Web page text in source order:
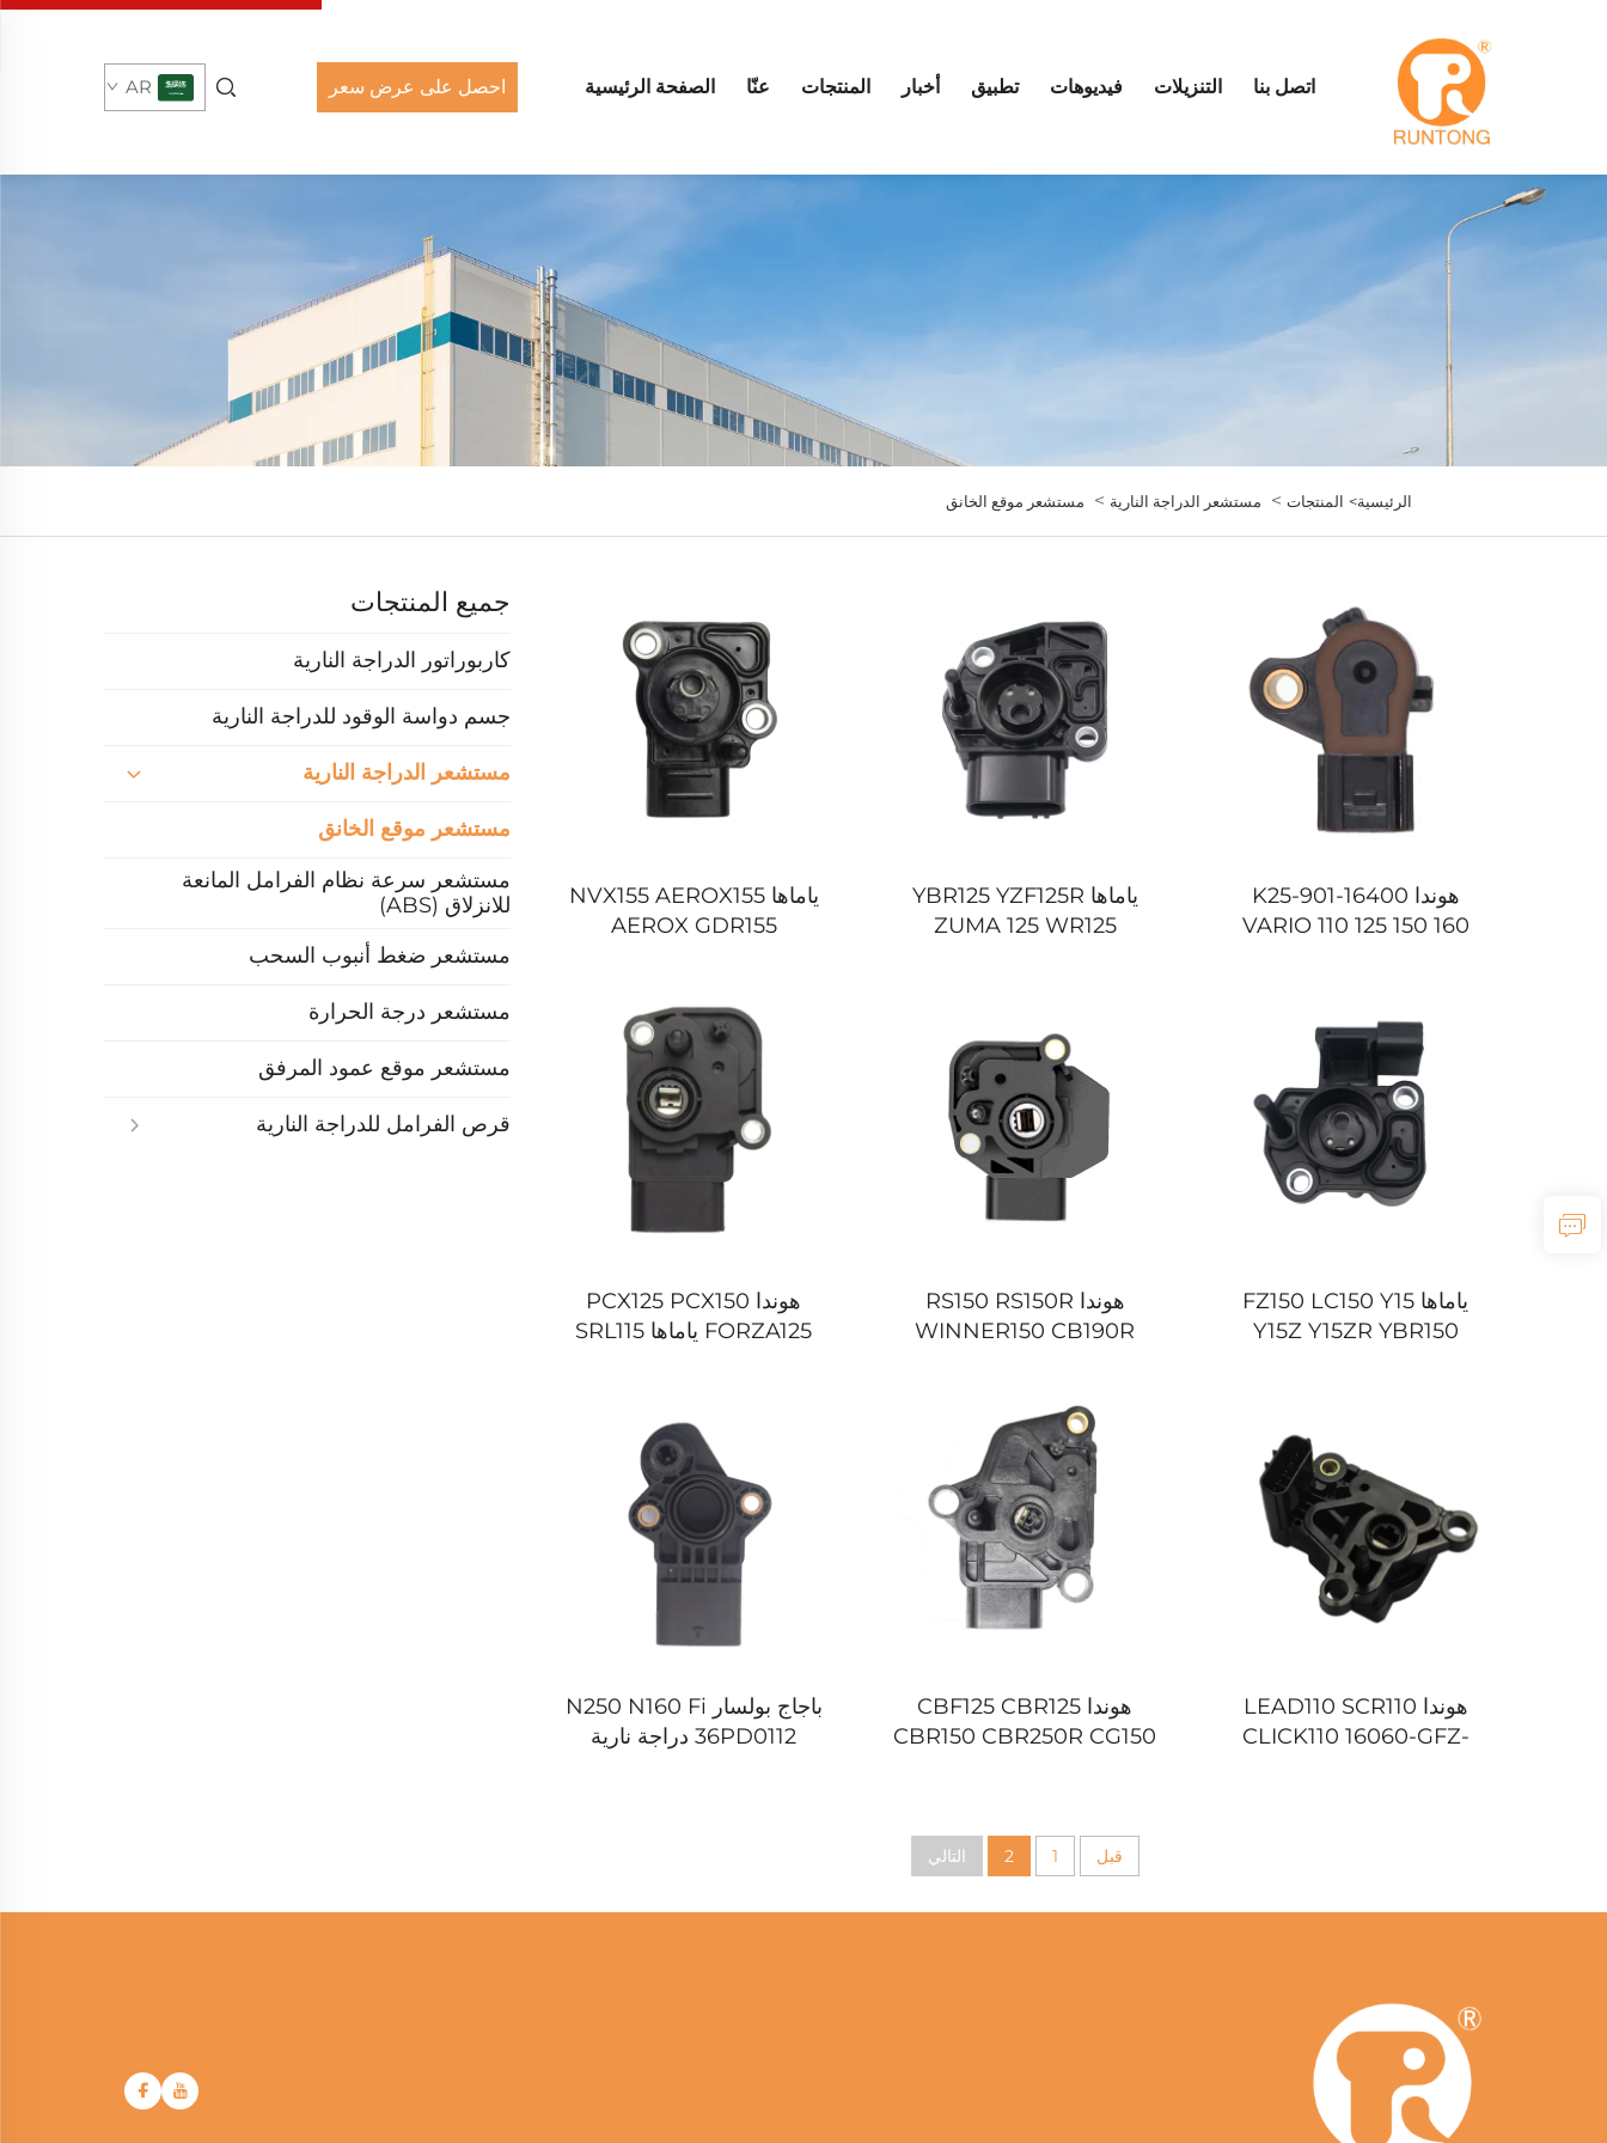
الصفحة الرئيسية عنّا المنتجات أخبار تطبيق فيديوهات التنزيلات اتصل بنا احصل على عرض سعر AR
الرئيسية> المنتجات> مستشعر الدراجة النارية > مستشعر موقع الخانق
جميع المنتجات
كاربوراتور الدراجة النارية
جسم دواسة الوقود للدراجة النارية
مستشعر الدراجة النارية
مستشعر موقع الخانق
مستشعر سرعة نظام الفرامل المانعة
للانزلاق (ABS)
مستشعر ضغط أنبوب السحب
مستشعر درجة الحرارة
مستشعر موقع عمود المرفق
قرص الفرامل للدراجة النارية
هوندا 16400-K25-901
VARIO 110 125 150 160
ياماها YBR125 YZF125R
ZUMA 125 WR125
ياماها NVX155 AEROX155
AEROX GDR155
ياماها FZ150 LC150 Y15
Y15Z Y15ZR YBR150
هوندا RS150 RS150R
WINNER150 CB190R
هوندا PCX125 PCX150
FORZA125 ياماها SRL115
هوندا LEAD110 SCR110
CLICK110 16060-GFZ-
هوندا CBF125 CBR125
CBR150 CBR250R CG150
باجاج بولسار N250 N160 Fi
36PD0112 دراجة نارية
قبل 1
2 التالي